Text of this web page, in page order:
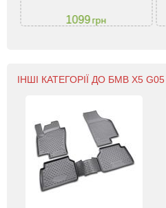
1099грн
ІНШІ КАТЕГОРІЇ ДО БМВ Х5 G05